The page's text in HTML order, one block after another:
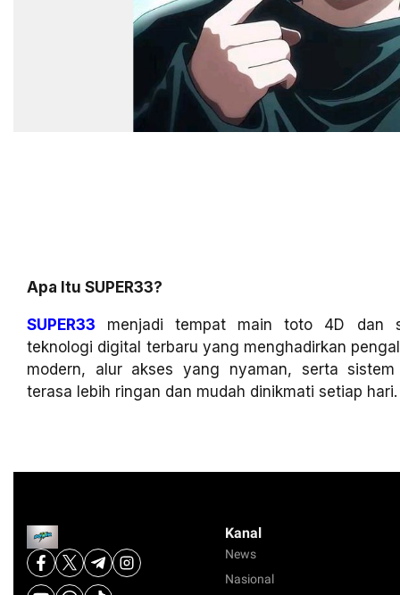
Apa Itu SUPER33?
SUPER33 menjadi tempat main toto 4D dan
teknologi digital terbaru yang menghadirkan
modern, alur akses yang nyaman, serta
terasa lebih ringan dan mudah dinikmati setiap hari.
Kanal
News
Nasional